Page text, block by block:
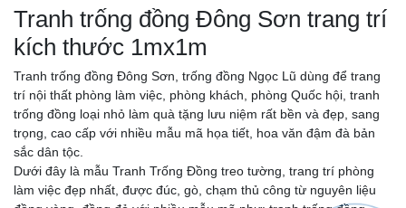
Tranh trống đồng Đông Sơn trang trí
kích thước 1mx1m
Tranh trống đồng Đông Sơn, trống đồng Ngọc Lũ dùng để trang
trí nội thất phòng làm việc, phòng khách, phòng Quốc hội, tranh
trống đồng loại nhỏ làm quà tặng lưu niệm rất bền và đẹp, sang
trọng, cao cấp với nhiều mẫu mã họa tiết, hoa văn đậm đà bản
sắc dân tộc.
Dưới đây là mẫu Tranh Trống Đồng treo tường, trang trí phòng
làm việc đẹp nhất, được đúc, gò, chạm thủ công từ nguyên liệu